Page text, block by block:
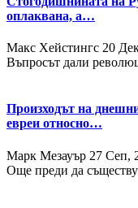
оплаквана, а…
Макс Хейстингс 20
Въпросът дали
Произходът на
евреи относно…
Марк Мезауър 27 Сeп,
Още преди да